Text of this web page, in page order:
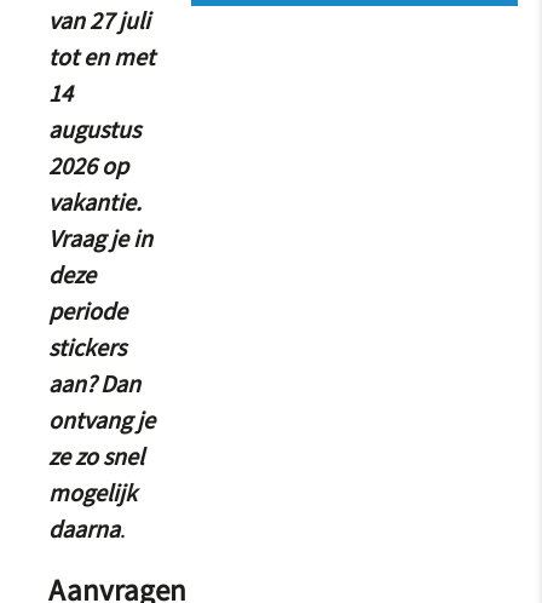
van 27 juli
tot en met
14
augustus
2026 op
vakantie.
Vraag je in
deze
periode
stickers
aan? Dan
ontvang je
ze zo snel
mogelijk
daarna.
Aanvragen